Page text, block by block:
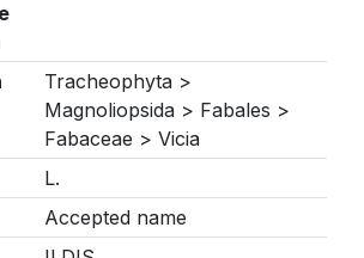
Tracheophyta >
Magnoliopsida > Fabales >
Fabaceae > Vicia
L.
Accepted name